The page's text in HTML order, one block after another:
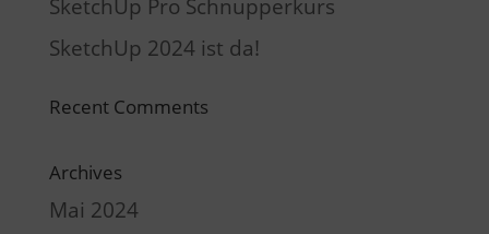
SketchUp Pro Schnupperkurs
SketchUp 2024 ist da!
Recent Comments
Archives
Mai 2024